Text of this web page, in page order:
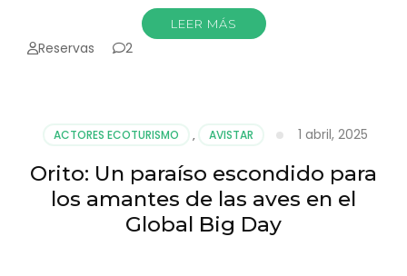
LEER MÁS
Reservas 2
ACTORES ECOTURISMO , AVISTAR 1 abril, 2025
Orito: Un paraíso escondido para
los amantes de las aves en el
Global Big Day